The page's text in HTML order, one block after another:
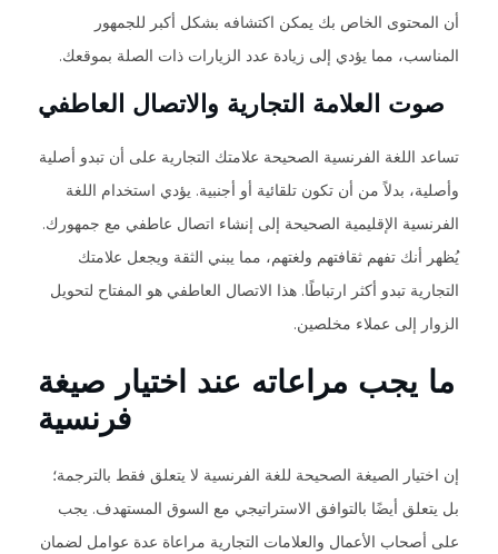
أن المحتوى الخاص بك يمكن اكتشافه بشكل أكبر للجمهور
المناسب، مما يؤدي إلى زيادة عدد الزيارات ذات الصلة بموقعك.
صوت العلامة التجارية والاتصال العاطفي
تساعد اللغة الفرنسية الصحيحة علامتك التجارية على أن تبدو أصلية
وأصلية، بدلاً من أن تكون تلقائية أو أجنبية. يؤدي استخدام اللغة
الفرنسية الإقليمية الصحيحة إلى إنشاء اتصال عاطفي مع جمهورك.
يُظهر أنك تفهم ثقافتهم ولغتهم، مما يبني الثقة ويجعل علامتك
التجارية تبدو أكثر ارتباطًا. هذا الاتصال العاطفي هو المفتاح لتحويل
الزوار إلى عملاء مخلصين.
ما يجب مراعاته عند اختيار صيغة
فرنسية
إن اختيار الصيغة الصحيحة للغة الفرنسية لا يتعلق فقط بالترجمة؛
بل يتعلق أيضًا بالتوافق الاستراتيجي مع السوق المستهدف. يجب
على أصحاب الأعمال والعلامات التجارية مراعاة عدة عوامل لضمان